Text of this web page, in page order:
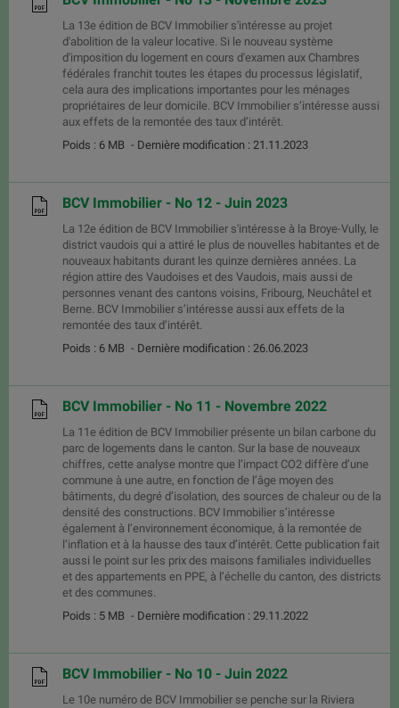
La 13e édition de BCV Immobilier s'intéresse au projet
d'abolition de la valeur locative. Si le nouveau système
d'imposition du logement en cours d'examen aux Chambres
fédérales franchit toutes les étapes du processus législatif,
cela aura des implications importantes pour les ménages
propriétaires de leur domicile. BCV Immobilier s’intéresse aussi
aux effets de la remontée des taux d’intérêt.
Poids : 6 MB - Dernière modification : 21.11.2023
BCV Immobilier - No 12 - Juin 2023
La 12e édition de BCV Immobilier s'intéresse à la Broye-Vully, le
district vaudois qui a attiré le plus de nouvelles habitantes et de
nouveaux habitants durant les quinze dernières années. La
région attire des Vaudoises et des Vaudois, mais aussi de
personnes venant des cantons voisins, Fribourg, Neuchâtel et
Berne. BCV Immobilier s’intéresse aussi aux effets de la
remontée des taux d’intérêt.
Poids : 6 MB - Dernière modification : 26.06.2023
BCV Immobilier - No 11 - Novembre 2022
La 11e édition de BCV Immobilier présente un bilan carbone du
parc de logements dans le canton. Sur la base de nouveaux
chiffres, cette analyse montre que l’impact CO2 diffère d’une
commune à une autre, en fonction de l’âge moyen des
bâtiments, du degré d’isolation, des sources de chaleur ou de la
densité des constructions. BCV Immobilier s’intéresse
également à l’environnement économique, à la remontée de
l’inflation et à la hausse des taux d’intérêt. Cette publication fait
aussi le point sur les prix des maisons familiales individuelles
et des appartements en PPE, à l’échelle du canton, des districts
et des communes.
Poids : 5 MB - Dernière modification : 29.11.2022
BCV Immobilier - No 10 - Juin 2022
Le 10e numéro de BCV Immobilier se penche sur la Riviera